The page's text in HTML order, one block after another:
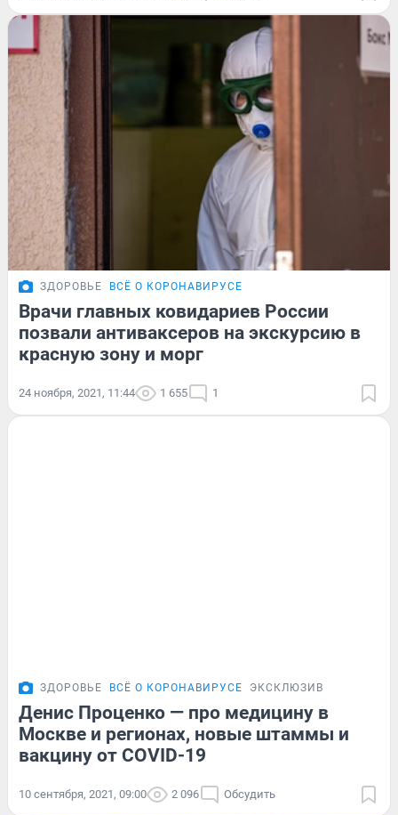
ЗДОРОВЬЕ ВСЁ О КОРОНАВИРУСЕ
Врачи главных ковидариев России
позвали антиваксеров на экскурсию в
красную зону и морг
24 ноября, 2021, 11:44 1 655 1
ЗДОРОВЬЕ ВСЁ О КОРОНАВИРУСЕ ЭКСКЛЮЗИВ
Денис Проценко — про медицину в
Москве и регионах, новые штаммы и
вакцину от COVID-19
10 сентября, 2021, 09:00 2 096 Обсудить